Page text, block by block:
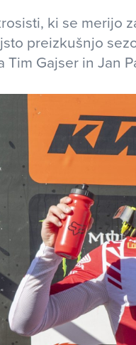
ki se merijo
preizkušnjo
Tim Gajser in Jan